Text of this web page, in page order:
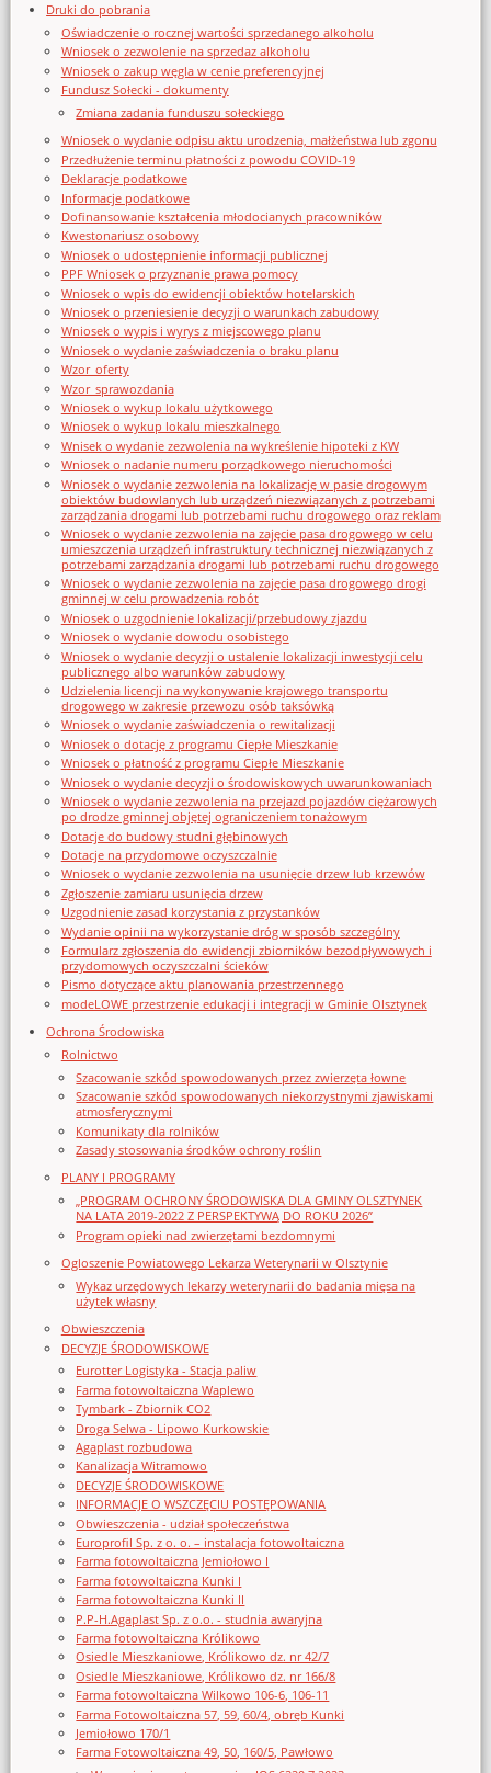
Druki do pobrania
Oświadczenie o rocznej wartości sprzedanego alkoholu
Wniosek o zezwolenie na sprzedaz alkoholu
Wniosek o zakup węgla w cenie preferencyjnej
Fundusz Sołecki - dokumenty
Zmiana zadania funduszu sołeckiego
Wniosek o wydanie odpisu aktu urodzenia, małżeństwa lub zgonu
Przedłużenie terminu płatności z powodu COVID-19
Deklaracje podatkowe
Informacje podatkowe
Dofinansowanie kształcenia młodocianych pracowników
Kwestonariusz osobowy
Wniosek o udostępnienie informacji publicznej
PPF Wniosek o przyznanie prawa pomocy
Wniosek o wpis do ewidencji obiektów hotelarskich
Wniosek o przeniesienie decyzji o warunkach zabudowy
Wniosek o wypis i wyrys z miejscowego planu
Wniosek o wydanie zaświadczenia o braku planu
Wzor_oferty
Wzor_sprawozdania
Wniosek o wykup lokalu użytkowego
Wniosek o wykup lokalu mieszkalnego
Wnisek o wydanie zezwolenia na wykreślenie hipoteki z KW
Wniosek o nadanie numeru porządkowego nieruchomości
Wniosek o wydanie zezwolenia na lokalizację w pasie drogowym
obiektów budowlanych lub urządzeń niezwiązanych z potrzebami
zarządzania drogami lub potrzebami ruchu drogowego oraz reklam
Wniosek o wydanie zezwolenia na zajęcie pasa drogowego w celu
umieszczenia urządzeń infrastruktury technicznej niezwiązanych z
potrzebami zarządzania drogami lub potrzebami ruchu drogowego
Wniosek o wydanie zezwolenia na zajęcie pasa drogowego drogi
gminnej w celu prowadzenia robót
Wniosek o uzgodnienie lokalizacji/przebudowy zjazdu
Wniosek o wydanie dowodu osobistego
Wniosek o wydanie decyzji o ustalenie lokalizacji inwestycji celu
publicznego albo warunków zabudowy
Udzielenia licencji na wykonywanie krajowego transportu
drogowego w zakresie przewozu osób taksówką
Wniosek o wydanie zaświadczenia o rewitalizacji
Wniosek o dotację z programu Ciepłe Mieszkanie
Wniosek o płatność z programu Ciepłe Mieszkanie
Wniosek o wydanie decyzji o środowiskowych uwarunkowaniach
Wniosek o wydanie zezwolenia na przejazd pojazdów ciężarowych
po drodze gminnej objętej ograniczeniem tonażowym
Dotacje do budowy studni głębinowych
Dotacje na przydomowe oczyszczalnie
Wniosek o wydanie zezwolenia na usunięcie drzew lub krzewów
Zgłoszenie zamiaru usunięcia drzew
Uzgodnienie zasad korzystania z przystanków
Wydanie opinii na wykorzystanie dróg w sposób szczególny
Formularz zgłoszenia do ewidencji zbiorników bezodpływowych i
przydomowych oczyszczalni ścieków
Pismo dotyczące aktu planowania przestrzennego
modeLOWE przestrzenie edukacji i integracji w Gminie Olsztynek
Ochrona Środowiska
Rolnictwo
Szacowanie szkód spowodowanych przez zwierzęta łowne
Szacowanie szkód spowodowanych niekorzystnymi zjawiskami
atmosferycznymi
Komunikaty dla rolników
Zasady stosowania środków ochrony roślin
PLANY I PROGRAMY
„PROGRAM OCHRONY ŚRODOWISKA DLA GMINY OLSZTYNEK
NA LATA 2019-2022 Z PERSPEKTYWĄ DO ROKU 2026”
Program opieki nad zwierzętami bezdomnymi
Ogloszenie Powiatowego Lekarza Weterynarii w Olsztynie
Wykaz urzędowych lekarzy weterynarii do badania mięsa na
użytek własny
Obwieszczenia
DECYZJE ŚRODOWISKOWE
Eurotter Logistyka - Stacja paliw
Farma fotowoltaiczna Waplewo
Tymbark - Zbiornik CO2
Droga Selwa - Lipowo Kurkowskie
Agaplast rozbudowa
Kanalizacja Witramowo
DECYZJE ŚRODOWISKOWE
INFORMACJE O WSZCZĘCIU POSTĘPOWANIA
Obwieszczenia - udział społeczeństwa
Europrofil Sp. z o. o. – instalacja fotowoltaiczna
Farma fotowoltaiczna Jemiołowo I
Farma fotowoltaiczna Kunki I
Farma fotowoltaiczna Kunki II
P.P-H.Agaplast Sp. z o.o. - studnia awaryjna
Farma fotowoltaiczna Królikowo
Osiedle Mieszkaniowe, Królikowo dz. nr 42/7
Osiedle Mieszkaniowe, Królikowo dz. nr 166/8
Farma fotowoltaiczna Wilkowo 106-6, 106-11
Farma Fotowoltaiczna 57, 59, 60/4, obręb Kunki
Jemiołowo 170/1
Farma Fotowoltaiczna 49, 50, 160/5, Pawłowo